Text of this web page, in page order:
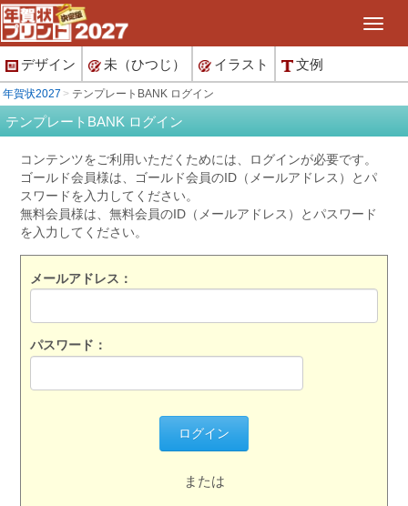
デザイン 未（ひつじ） イラスト 文例
年賀状2027 テンプレートBANK ログイン
テンプレートBANK ログイン
コンテンツをご利用いただくためには、ログインが必要です。
ゴールド会員様は、ゴールド会員のID（メールアドレス）とパ
スワードを入力してください。
無料会員様は、無料会員のID（メールアドレス）とパスワード
を入力してください。
メールアドレス：
パスワード：
または